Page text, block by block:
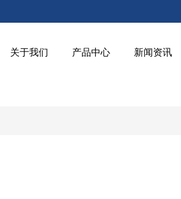
关于我们 产品中心 新闻资讯